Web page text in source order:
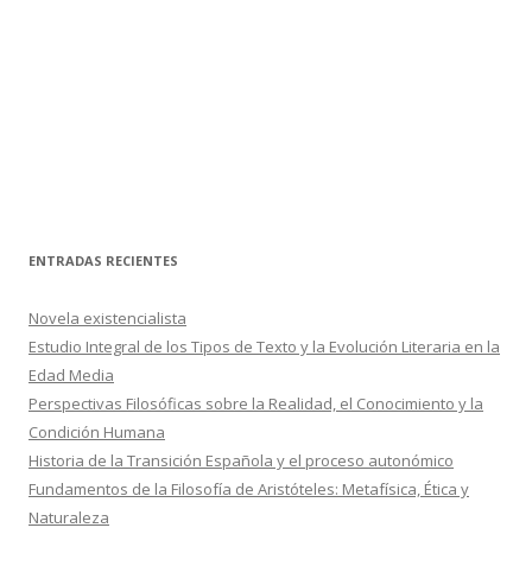
ENTRADAS RECIENTES
Novela existencialista
Estudio Integral de los Tipos de Texto y la Evolución Literaria en la
Edad Media
Perspectivas Filosóficas sobre la Realidad, el Conocimiento y la
Condición Humana
Historia de la Transición Española y el proceso autonómico
Fundamentos de la Filosofía de Aristóteles: Metafísica, Ética y
Naturaleza